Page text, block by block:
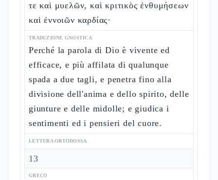
τε καὶ μυελῶν, καὶ κριτικὸς ἐνθυμήσεων
καὶ ἐννοιῶν καρδίας·
TRADUZIONE GNOSTICA
Perché la parola di Dio è vivente ed
efficace, e più affilata di qualunque
spada a due tagli, e penetra fino alla
divisione dell'anima e dello spirito, delle
giunture e delle midolle; e giudica i
sentimenti ed i pensieri del cuore.
LETTURA ORTODOSSA
13
GRECO